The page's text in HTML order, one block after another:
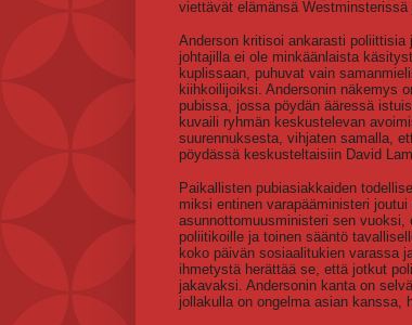
viettävät elämänsä
Anderson kritisoi ankarasti poliittisia
johtajilla ei ole minkäänlaista
kuplissaan, puhuvat vain
kiihkoilijoiksi. Andersonin näkemys
pubissa, jossa pöydän ääressä
kuvaili ryhmän keskustelevan
suurennuksesta, vihjaten samalla,
pöydässä keskusteltaisiin David
Paikallisten pubiasiakkaiden
miksi entinen varapääministeri
asunnottomuusministeri sen
poliitikoille ja toinen sääntö
koko päivän sosiaalitukien varassa
ihmetystä herättää se, että jotkut
jakavaksi. Andersonin kanta on
jollakulla on ongelma asian kanssa,